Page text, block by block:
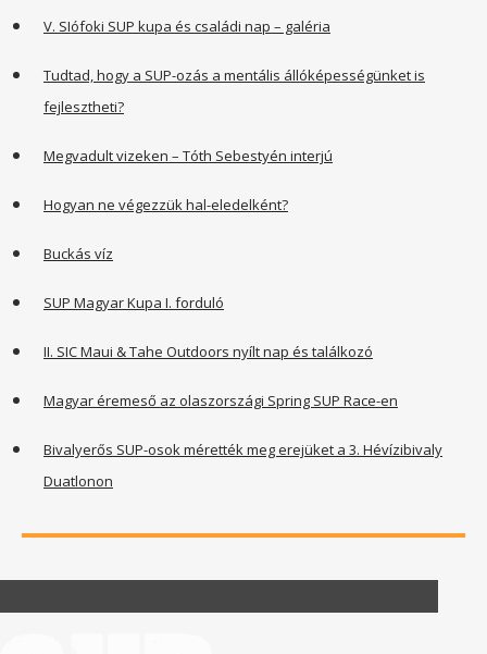
V. SIófoki SUP kupa és családi nap – galéria
Tudtad, hogy a SUP-ozás a mentális állóképességünket is
fejlesztheti?
Megvadult vizeken – Tóth Sebestyén interjú
Hogyan ne végezzük hal-eledelként?
Buckás víz
SUP Magyar Kupa I. forduló
II. SIC Maui & Tahe Outdoors nyílt nap és találkozó
Magyar éremeső az olaszországi Spring SUP Race-en
Bivalyerős SUP-osok mérették meg erejüket a 3. Hévízibivaly
Duatlonon